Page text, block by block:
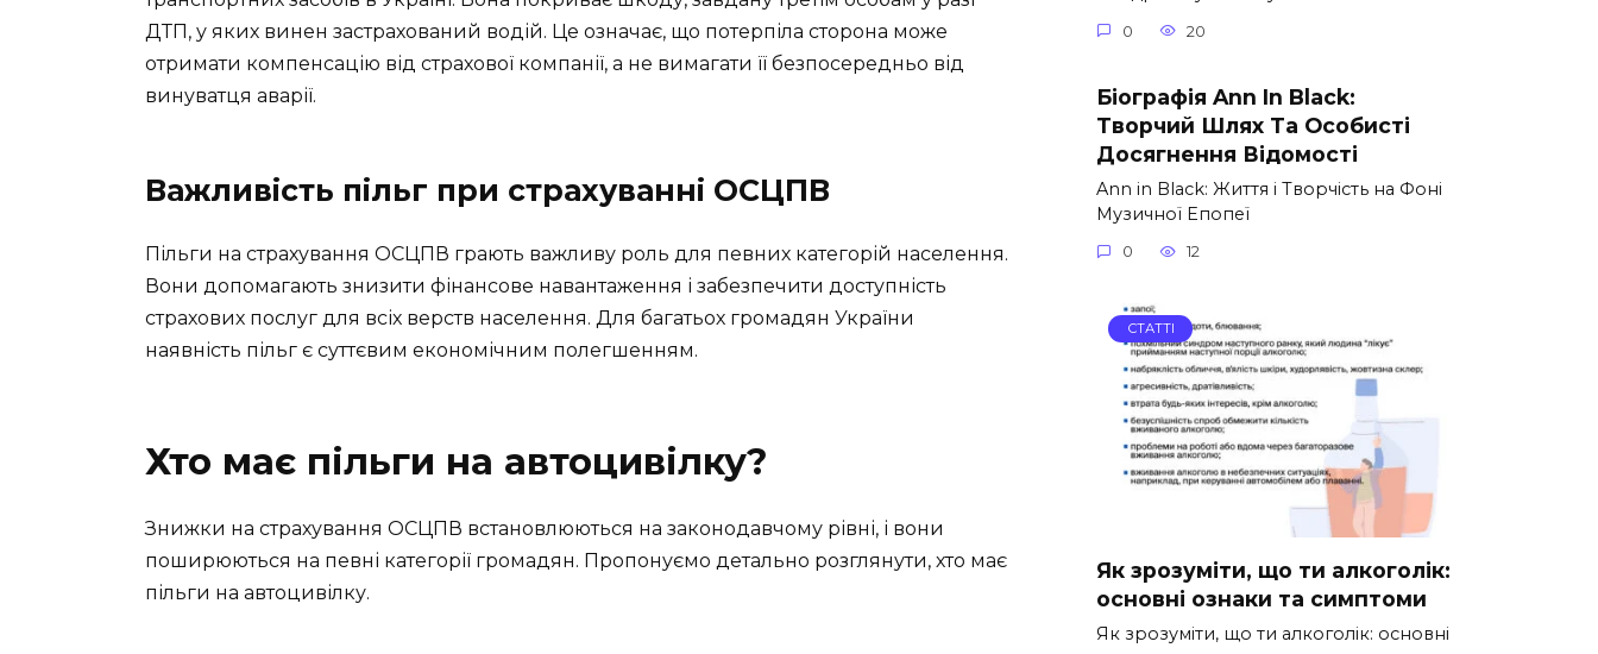
ДТП, у яких винен застрахований водій. Це означає, що потерпіла сторона може
отримати компенсацію від страхової компанії, а не вимагати її безпосередньо від
винуватця аварії.
Важливість пільг при страхуванні ОСЦПВ
Пільги на страхування ОСЦПВ грають важливу роль для певних категорій населення.
Вони допомагають знизити фінансове навантаження і забезпечити доступність
страхових послуг для всіх верств населення. Для багатьох громадян України
наявність пільг є суттєвим економічним полегшенням.
Хто має пільги на автоцивілку?
Знижки на страхування ОСЦПВ встановлюються на законодавчому рівні, і вони
поширюються на певні категорії громадян. Пропонуємо детально розглянути, хто має
пільги на автоцивілку.
0 20
Біографія Ann In Black:
Творчий Шлях Та Особисті
Досягнення Відомості
Ann in Black: Життя і Творчість на Фоні
Музичної Епопеї
0 12
СТАТТІ
Як зрозуміти, що ти алкоголік:
основні ознаки та симптоми
Як зрозуміти, що ти алкоголік: основні